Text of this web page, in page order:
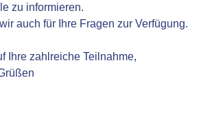
zu informieren.
auch für Ihre Fragen zur Verfügung.
Ihre zahlreiche Teilnahme,